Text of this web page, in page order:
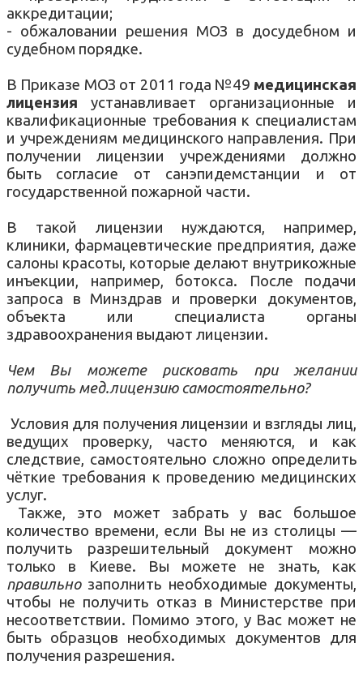
аккредитации;
- обжаловании решения МОЗ в досудебном и
судебном порядке.
В Приказе МОЗ от 2011 года №49 медицинская
лицензия устанавливает организационные и
квалификационные требования к специалистам
и учреждениям медицинского направления. При
получении лицензии учреждениями должно
быть согласие от санэпидемстанции и от
государственной пожарной части.
В такой лицензии нуждаются, например,
клиники, фармацевтические предприятия, даже
салоны красоты, которые делают внутрикожные
инъекции, например, ботокса. После подачи
запроса в Минздрав и проверки документов,
объекта или специалиста органы
здравоохранения выдают лицензии.
Чем Вы можете рисковать при желании
получить мед.лицензию самостоятельно?
Условия для получения лицензии и взгляды лиц,
ведущих проверку, часто меняются, и как
следствие, самостоятельно сложно определить
чёткие требования к проведению медицинских
услуг.
Также, это может забрать у вас большое
количество времени, если Вы не из столицы —
получить разрешительный документ можно
только в Киеве.
Вы можете не знать, как
правильнозаполнить необходимые документы,
чтобы не получить отказ в Министерстве при
несоответствии. Помимо этого, у Вас может не
быть образцов необходимых документов для
получения разрешения.